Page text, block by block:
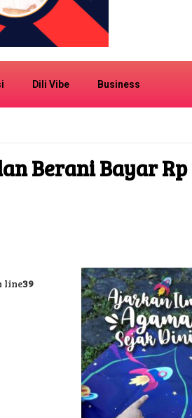
Dili Vibe Business
Berani Bayar Rp
line39